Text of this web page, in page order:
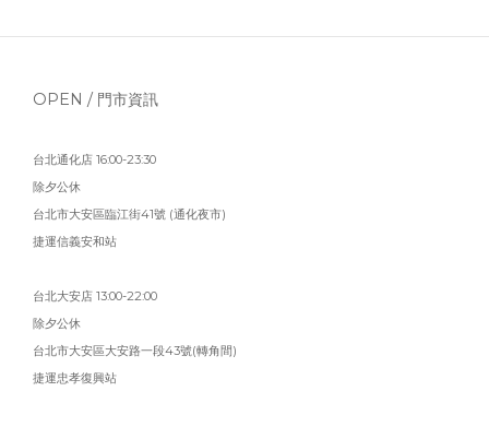
OPEN / 門市資訊
台北通化店 16:00-23:30
除夕公休
台北市大安區臨江街41號 (通化夜市)
捷運信義安和站
台北大安店 13:00-22:00
除夕公休
台北市大安區大安路一段43號(轉角間)
捷運忠孝復興站